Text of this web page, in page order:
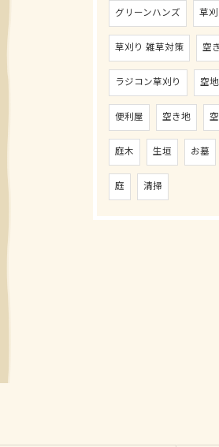
グリーンハンズ 草
草刈り 雑草対策 空
ラジコン草刈り 空
便利屋 空き地
庭木 生垣 お墓
庭 清掃